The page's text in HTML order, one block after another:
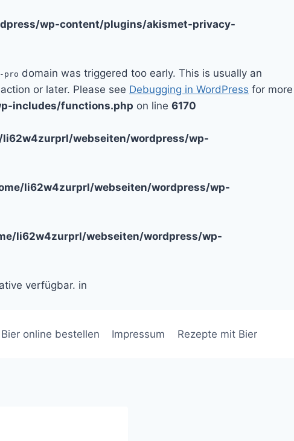
wp-content/plugins/akismet-privacy-
pro domain was triggered too early. This is usually an
action or later. Please see Debugging in WordPress for more
includes/functions.php on line 6170
li62w4zurprl/webseiten/wordpress/wp-
li62w4zurprl/webseiten/wordpress/wp-
li62w4zurprl/webseiten/wordpress/wp-
verfügbar. in
Bier online bestellen Impressum Rezepte mit Bier